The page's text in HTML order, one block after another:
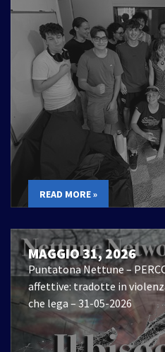
READ MORE »
MAGGIO 31, 2026
Puntatona Nettune –
affettive: tradotte in
che lega – 31-05-2026